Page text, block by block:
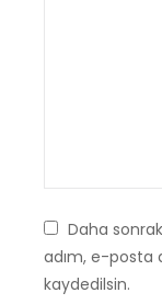
Daha
adım, e-posta
kaydedilsin.